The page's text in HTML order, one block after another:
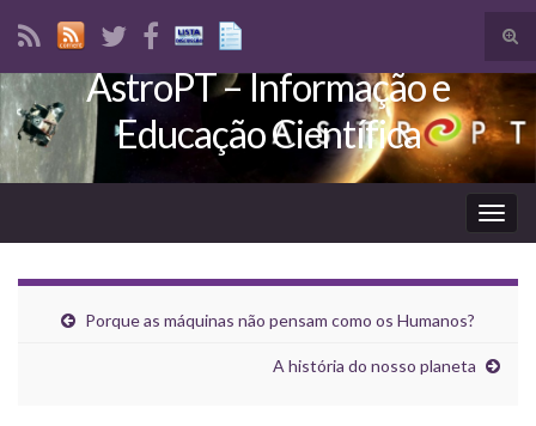
Search for:
AstroPT – Informação e
Educação Científica
Porque as máquinas não pensam como os Humanos?
A história do nosso planeta